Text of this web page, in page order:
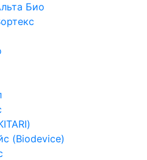
Био
(Biodevice)